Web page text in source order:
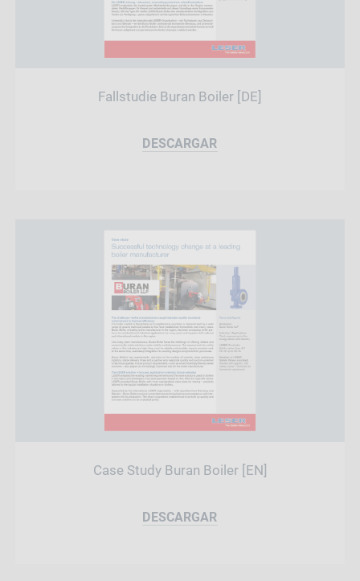
Fallstudie Buran Boiler [DE]
DESCARGAR
Case Study Buran Boiler [EN]
DESCARGAR